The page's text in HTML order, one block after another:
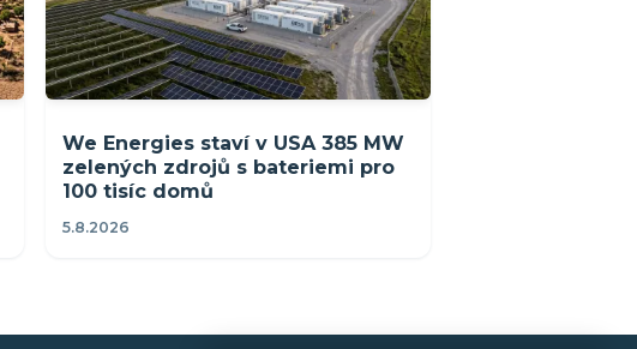
We Energies staví v USA 385 MW
zelených zdrojů s bateriemi pro
100 tisíc domů
5.8.2026